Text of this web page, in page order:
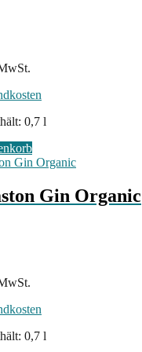
0,7 l
Gin Organic
0,7 l